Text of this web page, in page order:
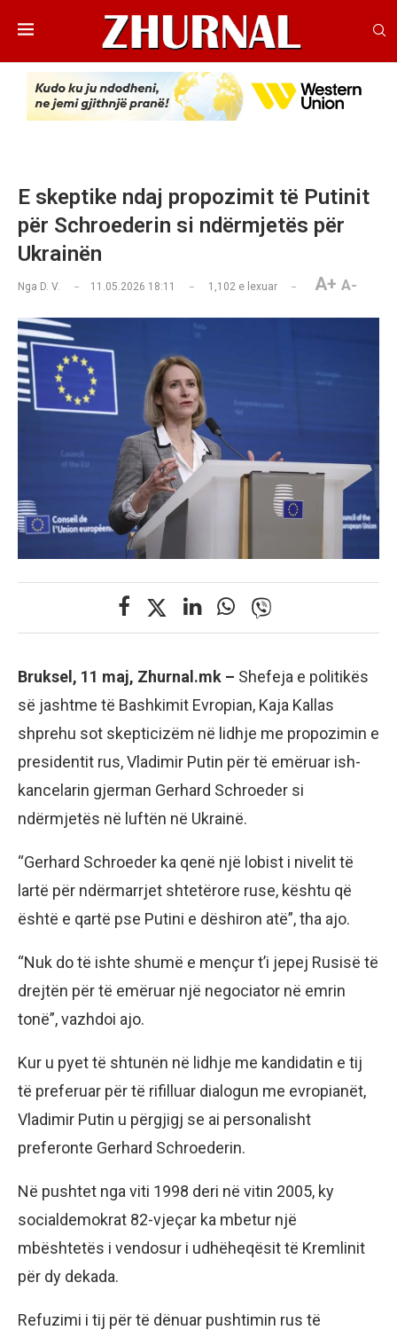
E skeptike ndaj propozimit të Putinit
për Schroederin si ndërmjetës për
Ukrainën
Nga D. V. 11.05.2026 18:11 1,102 e lexuar A+ A-
Bruksel, 11 maj, Zhurnal.mk – Shefeja e politikës
së jashtme të Bashkimit Evropian, Kaja Kallas
shprehu sot skepticizëm në lidhje me propozimin e
presidentit rus, Vladimir Putin për të emëruar ish-
kancelarin gjerman Gerhard Schroeder si
ndërmjetës në luftën në Ukrainë.
“Gerhard Schroeder ka qenë një lobist i nivelit të
lartë për ndërmarrjet shtetërore ruse, kështu që
është e qartë pse Putini e dëshiron atë”, tha ajo.
“Nuk do të ishte shumë e mençur t’i jepej Rusisë të
drejtën për të emëruar një negociator në emrin
tonë”, vazhdoi ajo.
Kur u pyet të shtunën në lidhje me kandidatin e tij
të preferuar për të rifilluar dialogun me evropianët,
Vladimir Putin u përgjigj se ai personalisht
preferonte Gerhard Schroederin.
Në pushtet nga viti 1998 deri në vitin 2005, ky
socialdemokrat 82-vjeçar ka mbetur një
mbështetës i vendosur i udhëheqësit të Kremlinit
për dy dekada.
Refuzimi i tij për të dënuar pushtimin rus të